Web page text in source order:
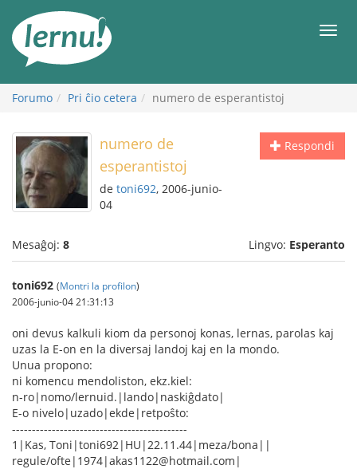
enhavo
Forumo Pri ĉio cetera numero de esperantistoj
Respondi
numero de
esperantistoj
de toni692, 2006-junio-
04
Mesaĝoj: 8 Lingvo: Esperanto
toni692 (Montri la profilon)
2006-junio-04 21:31:13
oni devus kalkuli kiom da personoj konas, lernas, parolas kaj
uzas la E-on en la diversaj landoj kaj en la mondo.
Unua propono:
ni komencu mendoliston, ekz.kiel:
n-ro|nomo/lernuid.|lando|naskiĝdato|
E-o nivelo|uzado|ekde|retpoŝto:
--------------------------------------------
1|Kas, Toni|toni692|HU|22.11.44|meza/bona||
regule/ofte|1974|akas1122@hotmail.com|